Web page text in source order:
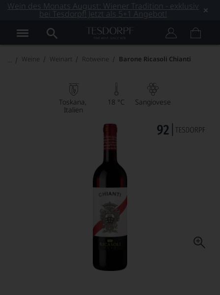
Wein des Monats August: Wiener Tradition - exklusiv
bei Tesdorpf! Jetzt als 5+1 Angebot!
Weine Weinart Rotweine Barone Ricasoli Chianti
Toskana
Italien
18 °C Sangiovese